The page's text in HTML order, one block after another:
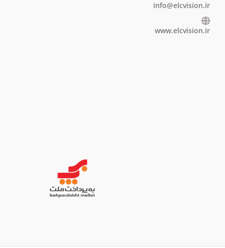
info@elcvision.ir
www.elcvision.ir